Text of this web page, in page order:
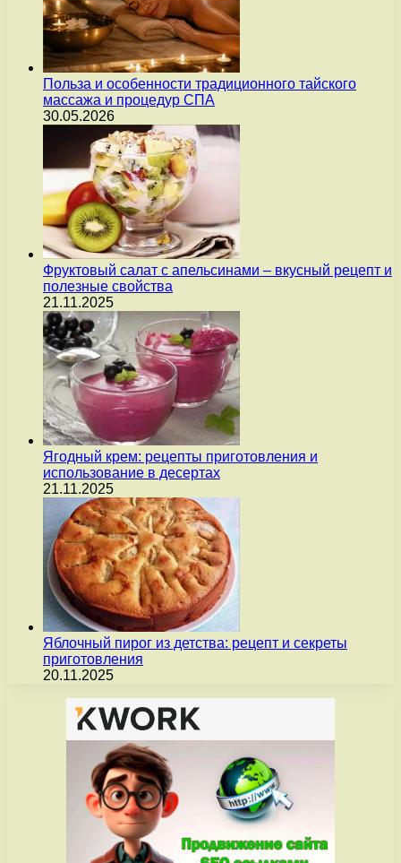
Польза и особенности традиционного тайского
массажа и процедур СПА
30.05.2026
Фруктовый салат с апельсинами – вкусный рецепт и
полезные свойства
21.11.2025
Ягодный крем: рецепты приготовления и
использование в десертах
21.11.2025
Яблочный пирог из детства: рецепт и секреты
приготовления
20.11.2025